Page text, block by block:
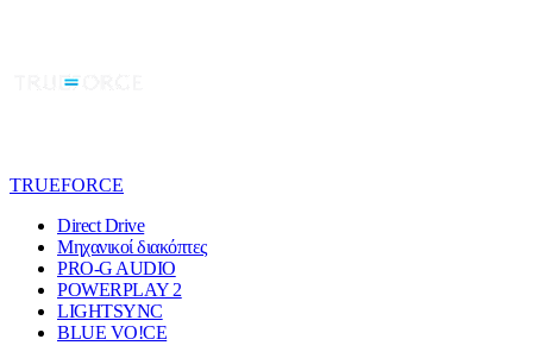
TRUEFORCE
Direct Drive
Μηχανικοί διακόπτες
PRO-G AUDIO
POWERPLAY 2
LIGHTSYNC
BLUE VO!CE